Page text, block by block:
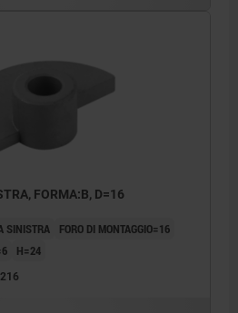
FORMA:B, D=16
SINISTRA
FORO DI MONTAGGIO=16
H=24